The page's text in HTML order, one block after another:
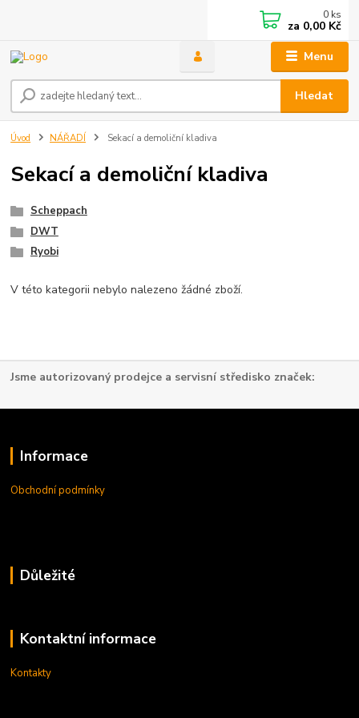
Menu
Hledat
0 ks
za 0,00 Kč
Úvod NÁŘADÍ Sekací a demoliční kladiva
Sekací a demoliční kladiva
Scheppach
DWT
Ryobi
V této kategorii nebylo nalezeno žádné zboží.
Jsme autorizovaný prodejce a servisní středisko značek:
Informace
Obchodní podmínky
Důležité
Kontaktní informace
Kontakty